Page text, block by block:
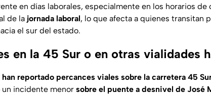
en días laborales, especialmente en los horarios de
de la jornada laboral, lo que afecta a quienes transitan
el sur del estado.
en la 45 Sur o en otras vialidades
han reportado percances viales sobre la carretera 45
incidente menor sobre el puente a desnivel de José